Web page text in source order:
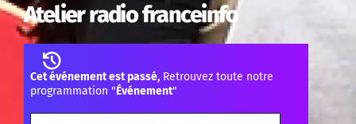
Atelier radio franceinfo
Cet événement est passé, Retrouvez toute notre
programmation "Événement"